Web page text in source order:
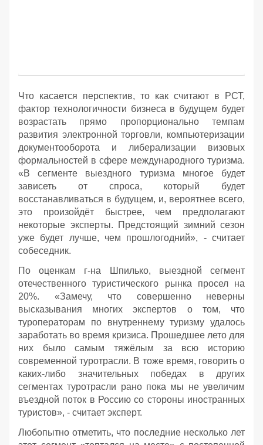
Что касается перспектив, то как считают в РСТ,
фактор технологичности бизнеса в будущем будет
возрастать прямо пропорционально темпам
развития электронной торговли, компьютеризации
документооборота и либерализации визовых
формальностей в сфере международного туризма.
«В сегменте выездного туризма многое будет
зависеть от спроса, который будет
восстанавливаться в будущем, и, вероятнее всего,
это произойдёт быстрее, чем предполагают
некоторые эксперты. Предстоящий зимний сезон
уже будет лучше, чем прошлогодний», - считает
собеседник.
По оценкам г-на Шпилько, выездной сегмент
отечественного туристического рынка просел на
20%. «Замечу, что совершенно неверны
высказывания многих экспертов о том, что
туроператорам по внутреннему туризму удалось
заработать во время кризиса. Прошедшее лето для
них было самым тяжёлым за всю историю
современной туротрасли. В тоже время, говорить о
каких-либо значительных победах в других
сегментах туротрасли рано пока мы не увеличим
въездной поток в Россию со стороны иностранных
туристов», - считает эксперт.
Любопытно отметить, что последние несколько лет